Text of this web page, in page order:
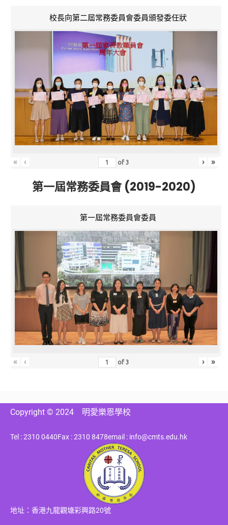
校長向第二屆常務委員會委員頒發委任狀
« ‹ of3 › »
第一屆常務委員會 (2019-2020)
第一屆常務委員會委員
« ‹ of3 › »
Copyright © 2024 明愛樂恩學校
Tel : 2310 0440Fax : 2310 8478email : info@cmts.edu.hk
地址：香港九龍觀塘彩興路20號